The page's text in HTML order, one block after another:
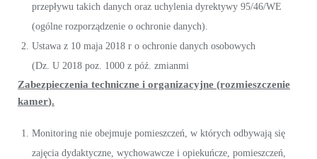
przepływu takich danych oraz uchylenia dyrektywy 95/46/WE
(ogólne rozporządzenie o ochronie danych).
Ustawa z 10 maja 2018 r o ochronie danych osobowych
(Dz. U 2018 poz. 1000 z póź. zmianmi
Zabezpieczenia techniczne i organizacyjne (rozmieszczenie
kamer).
Monitoring nie obejmuje pomieszczeń, w których odbywają się
zajęcia dydaktyczne, wychowawcze i opiekuńcze, pomieszczeń,